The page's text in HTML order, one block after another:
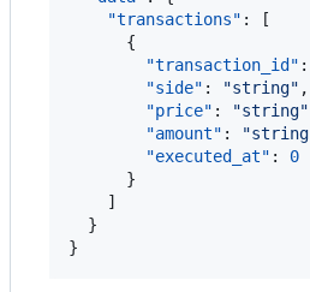
"transactions" : [
      {
"transaction_id" :
"side" : "string" ,
"price" : "string"
"amount" : "string
"executed_at" : 0
      }
    ]
  }
}